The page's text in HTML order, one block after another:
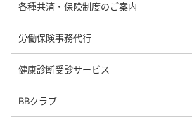
各種共済・保険制度のご案内
労働保険事務代行
健康診断受診サービス
BBクラブ